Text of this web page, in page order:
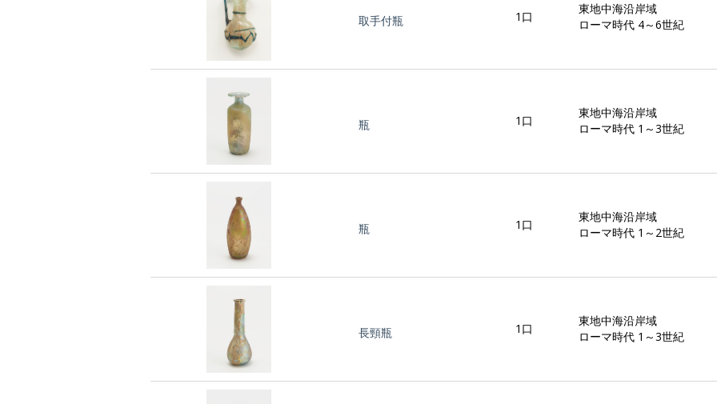
取手付瓶 1口
東地中海沿岸域
ローマ時代 4～6世紀
瓶 1口
東地中海沿岸域
ローマ時代 1～3世紀
瓶 1口
東地中海沿岸域
ローマ時代 1～2世紀
長頸瓶 1口
東地中海沿岸域
ローマ時代 1～3世紀